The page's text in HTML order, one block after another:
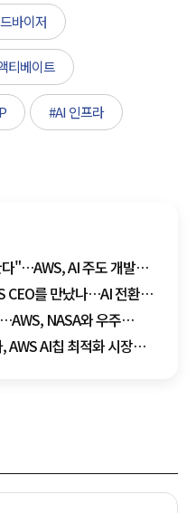
바이저
티베이트
#AI 인프라
"…AWS, AI 주도 개발
CEO를 만났나…AI 전환의
NASA와 우주
AI칩 최적화 시장